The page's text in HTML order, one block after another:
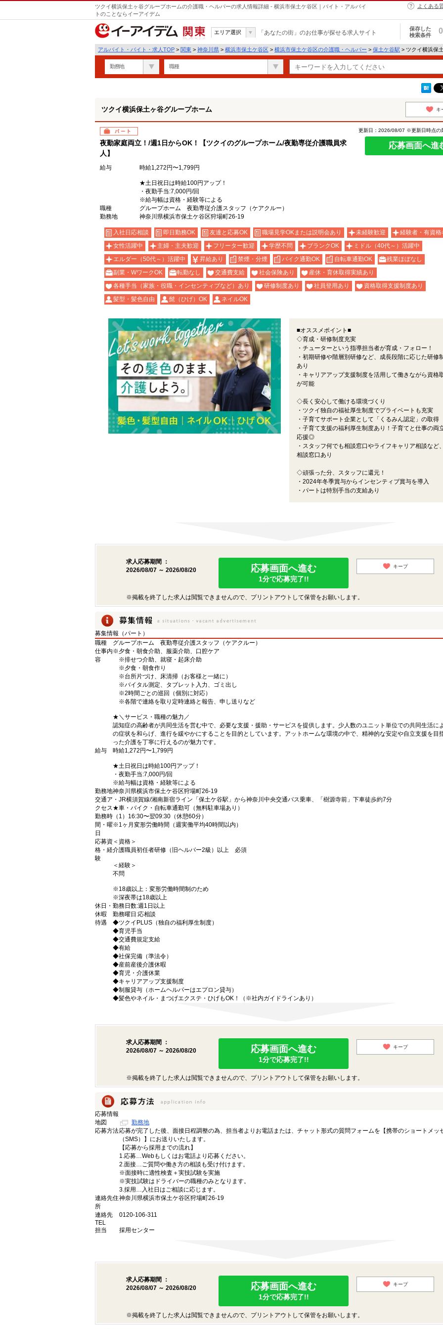
ツクイ横浜保土ヶ谷グループホームの介護職・ヘルパーの求人情報詳細 - 横浜市保土ケ谷区｜バイト・アルバイ
トのことならイーアイデム
よくある
関東
エリア選択 「あなたの街」のお仕事が探せる求人サイト
保存した
検索条件
0
アルバイト・バイト・求人TOP > 関東 > 神奈川県 > 横浜市保土ケ谷区 > 横浜市保土ケ谷区の介護職・ヘルパー > 保土ケ谷駅 > ツクイ横浜保
勤務地 職種
ツクイ横浜保土ヶ谷グループホーム キ
パート
夜勤家庭両立！/週1日からOK！【ツクイのグループホーム/夜勤専従介護職員求
人】
更新日：2026/08/07 ※更新日時点の
応募画面へ進
給与 時給1,272円〜1,799円
★土日祝日は時給100円アップ！
・夜勤手当:7,000円/回
※給与幅は資格・経験等による
職種
グループホーム 夜勤専従介護スタッフ（ケアクルー）
勤務地
神奈川県横浜市保土ケ谷区狩場町26-19
入社日応相談 即日勤務OK 友達と応募OK 職場見学OKまたは説明会あり 未経験歓迎
経験者・有資格
女性活躍中
主婦・主夫歓迎 フリーター歓迎 学歴不問 ブランクOK
ミドル（40代～）活躍中
エルダー（50代～）活躍中
昇給あり 禁煙・分煙 バイク通勤OK 自転車通勤OK
残業ほぼなし
副業・WワークOK
転勤なし 交通費支給 社会保険あり
産休・育休取得実績あり
各種手当（家族・役職・インセンティブなど）あり
研修制度あり 社員登用あり
資格取得支援制度あり
髪型・髪色自由
髭（ひげ）OK ネイルOK
■オススメポイント■
◇育成・研修制度充実
・チューターという指導担当者が育成・フォロー！
・初期研修や階層別研修など、成長段階に応じた研修
あり
・キャリアアップ支援制度を活用して働きながら資格
が可能
◇長く安心して働ける環境づくり
・ツクイ独自の福祉厚生制度でプライベートも充実
・子育てサポート企業として「くるみん認定」の取得
・子育て支援の福利厚生制度あり！子育てと仕事の両
応援◎
・スタッフ何でも相談窓口やライフキャリア相談など
相談窓口あり
◇頑張った分、スタッフに還元！
・2024年冬季賞与からインセンティブ賞与を導入
・パートは特別手当の支給あり
求人応募期間 ：
2026/08/07 ～ 2026/08/20
応募画面へ進む
1分で応募完了!!
キープ
※掲載を終了した求人は閲覧できませんので、プリントアウトして保管をお願いします。
募集情報（パート）
職種
グループホーム 夜勤専従介護スタッフ（ケアクルー）
仕事内
容
※夕食・朝食介助、服薬介助、口腔ケア
※排せつ介助、就寝・起床介助
※夕食・朝食作り
※台所片づけ、床清掃（お客様と一緒に）
※バイタル測定、タブレット入力、ゴミ出し
※2時間ごとの巡回（個別に対応）
※各階で連絡を取り定時連絡と報告、申し送りなど
★＼サービス・職種の魅力／
認知症の高齢者が共同生活を営む中で、必要な支援・援助・サービスを提供します。少人数のユニット単位での共同生活に
の症状を和らげ、進行を緩やかにすることを目的としています。アットホームな環境の中で、精神的な安定や自立支援を目
った介護を丁寧に行えるのが魅力です。
給与
時給1,272円〜1,799円
★土日祝日は時給100円アップ！
・夜勤手当:7,000円/回
※給与幅は資格・経験等による
勤務地神奈川県横浜市保土ケ谷区狩場町26-19
交通ア
クセス
・JR横須賀線/湘南新宿ライン「保土ケ谷駅」から神奈川中央交通バス乗車、「樹源寺前」下車徒歩約7分
★車・バイク・自転車通勤可（無料駐車場あり）
勤務時
間・曜
日
（1）16:30〜翌09:30（休憩60分）
※1ヶ月変形労働時間（週実働平均40時間以内）
応募資
格・経
験
＜資格＞
介護職員初任者研修（旧ヘルパー2級）以上 必須
＜経験＞
不問
※18歳以上：変形労働時間制のため
※深夜帯は18歳以上
休日・
休暇
勤務日数:週1日以上
勤務曜日:応相談
待遇
◆ツクイPLUS（独自の福利厚生制度）
◆育児手当
◆交通費規定支給
◆有給
◆社保完備（準法令）
◆産前産後介護休暇
◆育児・介護休業
◆キャリアアップ支援制度
◆制服貸与（ホームヘルパーはエプロン貸与）
◆髪色やネイル・まつげエクステ・ひげもOK！（※社内ガイドラインあり）
求人応募期間 ：
2026/08/07 ～ 2026/08/20
応募画面へ進む
1分で応募完了!!
キープ
※掲載を終了した求人は閲覧できませんので、プリントアウトして保管をお願いします。
応募情報
地図
勤務地
応募方法応募が完了した後、面接日程調整の為、担当者よりお電話または、チャット形式の質問フォームを【携帯のショートメッ
（SMS）】にお送りいたします。
【応募から採用までの流れ】
1.応募…Webもしくはお電話より応募ください。
2.面接…ご質問や働き方の相談も受け付けます。
※面接時に適性検査＋実技試験を実施
※実技試験はドライバーの職種のみとなります。
3.採用…入社日はご相談に応じます。
連絡先住
所
神奈川県横浜市保土ケ谷区狩場町26-19
連絡先
TEL
0120-106-311
担当 採用センター
求人応募期間 ：
2026/08/07 ～ 2026/08/20
応募画面へ進む
1分で応募完了!!
キープ
※掲載を終了した求人は閲覧できませんので、プリントアウトして保管をお願いします。